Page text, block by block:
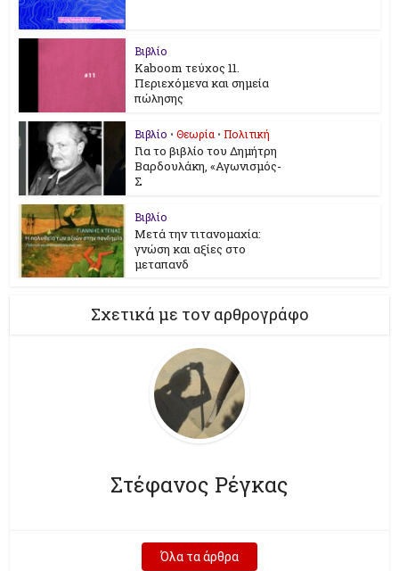
Βιβλίο
Kaboom τεύχος 11.
Περιεχόμενα και σημεία
πώλησης
Βιβλίο • Θεωρία • Πολιτική
Για το βιβλίο του Δημήτρη
Βαρδουλάκη, «Αγωνισμός-
Σ
Βιβλίο
Μετά την τιτανομαχία:
γνώση και αξίες στο
μεταπανδ
Σχετικά με τον αρθρογράφο
Στέφανος Ρέγκας
Όλα τα άρθρα